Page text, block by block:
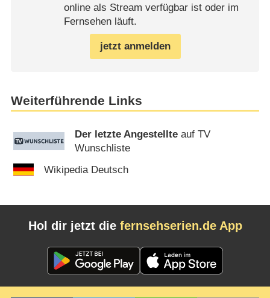
online als Stream verfügbar ist oder im
Fernsehen läuft.
jetzt anmelden
Weiterführende Links
Der letzte Angestellte auf TV
Wunschliste
Wikipedia Deutsch
Hol dir jetzt die fernsehserien.de App